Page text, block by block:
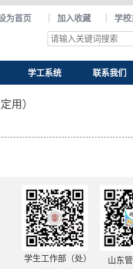
为首页 加入收藏 学
学工系统 联系我们
用）
学生工作部（处）
山东